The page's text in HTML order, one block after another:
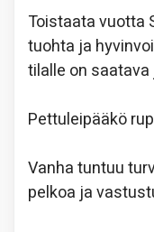
Toistaata vuotta
tuohta ja
tilalle on
Pettuleipääkö
Vanha tuntuu
pelkoa ja